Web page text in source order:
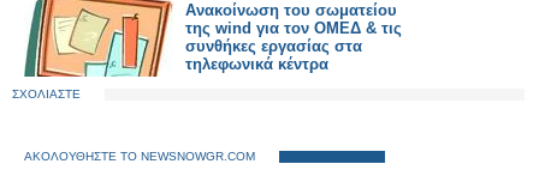
Ανακοίνωση του σωματείου
της wind για τον ΟΜΕΔ & τις
συνθήκες εργασίας στα
τηλεφωνικά κέντρα
ΣΧΟΛΙΑΣΤΕ
ΑΚΟΛΟΥΘΗΣΤΕ ΤΟ NEWSNOWGR.COM